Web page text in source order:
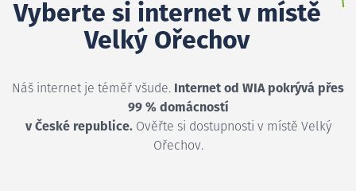
Vyberte si internet v místě
Velký Ořechov
Náš internet je téměř všude. Internet od WIA pokrývá přes
99 % domácností
v České republice.Ověřte si dostupnosti v místě Velký
Ořechov.